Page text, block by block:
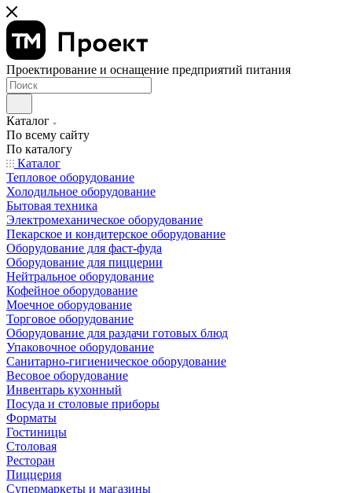
Проектирование и оснащение предприятий питания
Каталог
По всему сайту
По каталогу
Каталог
Тепловое оборудование
Холодильное оборудование
Бытовая техника
Электромеханическое оборудование
Пекарское и кондитерское оборудование
Оборудование для фаст-фуда
Оборудование для пиццерии
Нейтральное оборудование
Кофейное оборудование
Моечное оборудование
Торговое оборудование
Оборудование для раздачи готовых блюд
Упаковочное оборудование
Санитарно-гигиеническое оборудование
Весовое оборудование
Инвентарь кухонный
Посуда и столовые приборы
Форматы
Гостиницы
Столовая
Ресторан
Пиццерия
Супермаркеты и магазины